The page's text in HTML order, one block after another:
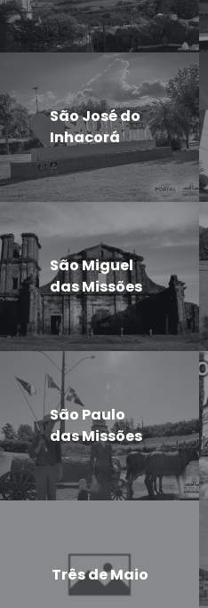
São José do
Inhacorá
São Miguel
das Missões
São Paulo
das Missões
Três de Maio